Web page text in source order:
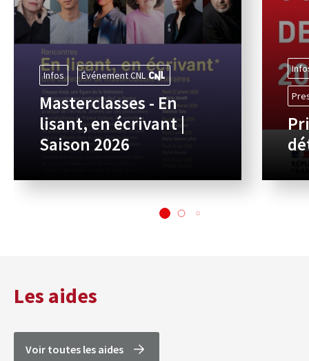
Infos Événement CNL
Masterclasses - En
lisant, en écrivant |
Saison 2026
Les aides
Voir toutes les aides